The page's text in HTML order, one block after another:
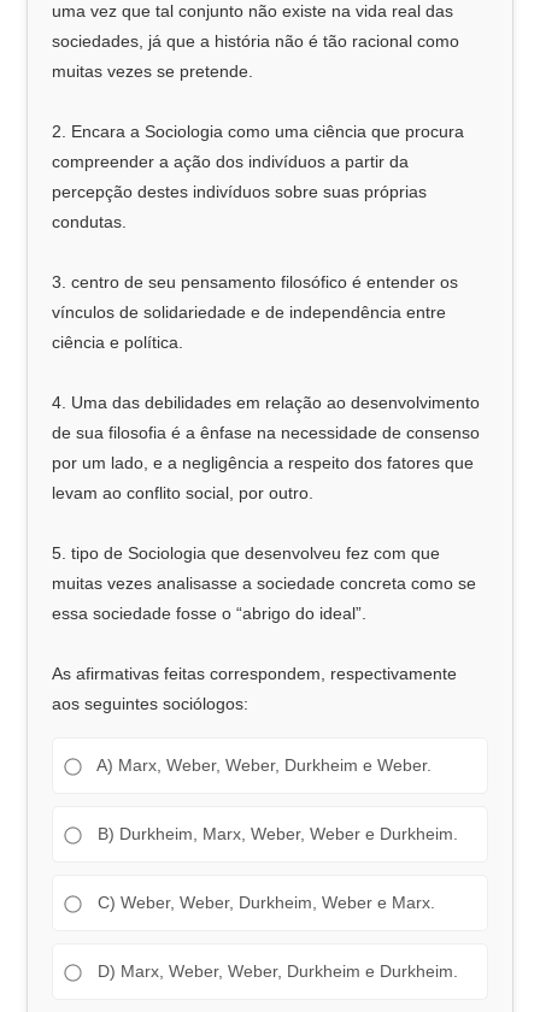
uma vez que tal conjunto não existe na vida real das
sociedades, já que a história não é tão racional como
muitas vezes se pretende.
2. Encara a Sociologia como uma ciência que procura
compreender a ação dos indivíduos a partir da
percepção destes indivíduos sobre suas próprias
condutas.
3. centro de seu pensamento filosófico é entender os
vínculos de solidariedade e de independência entre
ciência e política.
4. Uma das debilidades em relação ao desenvolvimento
de sua filosofia é a ênfase na necessidade de consenso
por um lado, e a negligência a respeito dos fatores que
levam ao conflito social, por outro.
5. tipo de Sociologia que desenvolveu fez com que
muitas vezes analisasse a sociedade concreta como se
essa sociedade fosse o “abrigo do ideal”.
As afirmativas feitas correspondem, respectivamente
aos seguintes sociólogos:
A) Marx, Weber, Weber, Durkheim e Weber.
B) Durkheim, Marx, Weber, Weber e Durkheim.
C) Weber, Weber, Durkheim, Weber e Marx.
D) Marx, Weber, Weber, Durkheim e Durkheim.